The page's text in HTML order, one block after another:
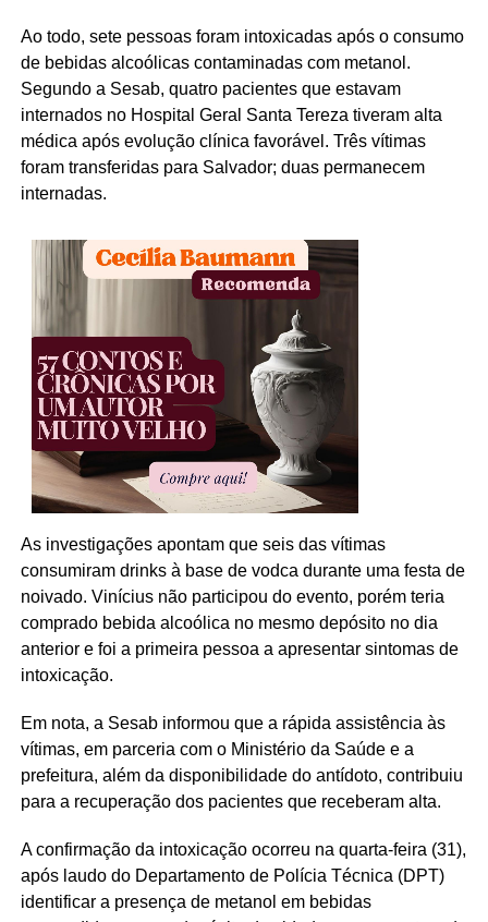
Ao todo, sete pessoas foram intoxicadas após o consumo
de bebidas alcoólicas contaminadas com metanol.
Segundo a Sesab, quatro pacientes que estavam
internados no Hospital Geral Santa Tereza tiveram alta
médica após evolução clínica favorável. Três vítimas
foram transferidas para Salvador; duas permanecem
internadas.
As investigações apontam que seis das vítimas
consumiram drinks à base de vodca durante uma festa de
noivado. Vinícius não participou do evento, porém teria
comprado bebida alcoólica no mesmo depósito no dia
anterior e foi a primeira pessoa a apresentar sintomas de
intoxicação.
Em nota, a Sesab informou que a rápida assistência às
vítimas, em parceria com o Ministério da Saúde e a
prefeitura, além da disponibilidade do antídoto, contribuiu
para a recuperação dos pacientes que receberam alta.
A confirmação da intoxicação ocorreu na quarta-feira (31),
após laudo do Departamento de Polícia Técnica (DPT)
identificar a presença de metanol em bebidas